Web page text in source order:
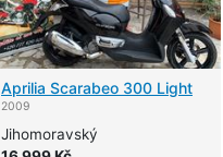
Aprilia Scarabeo 300 Light
2009
Jihomoravský